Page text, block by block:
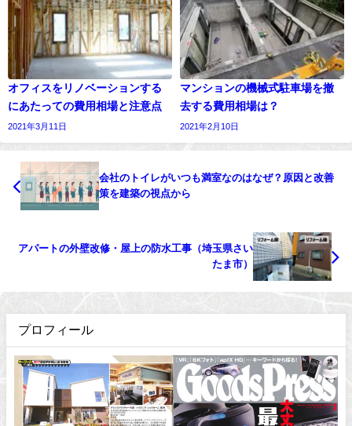
オフィスをリノベーションする
にあたっての費用相場と注意点
2021年3月11日
マンションの機械式駐車場を撤
去する費用相場は？
2021年2月10日
会社のトイレがいつも満室なのはなぜ？原因と改善
策を建築の視点から
アパートの外壁改修・屋上の防水工事（埼玉県さい
たま市）
プロフィール